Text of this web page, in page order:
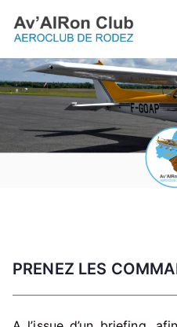
au
contenu
PRENEZ LES